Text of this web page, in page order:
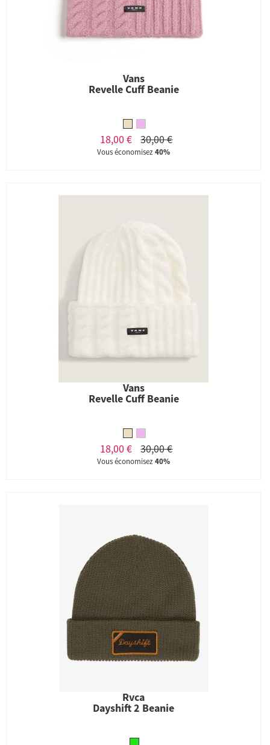
Vans
Revelle Cuff Beanie
18,00 € 30,00 €
Vous économisez40%
Vans
Revelle Cuff Beanie
18,00 € 30,00 €
Vous économisez40%
Rvca
Dayshift 2 Beanie